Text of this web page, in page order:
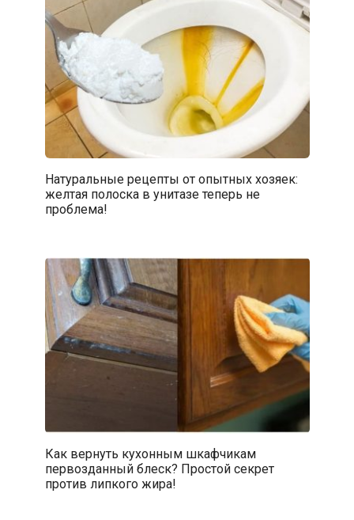
Натуральные рецепты от опытных хозяек:
желтая полоска в унитазе теперь не
проблема!
Как вернуть кухонным шкафчикам
первозданный блеск? Простой секрет
против липкого жира!